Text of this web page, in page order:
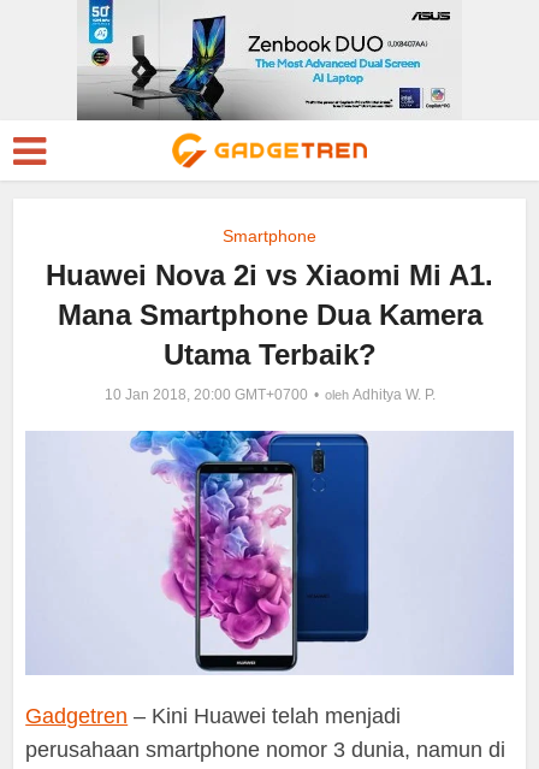
Smartphone
Huawei Nova 2i vs Xiaomi Mi A1.
Mana Smartphone Dua Kamera
Utama Terbaik?
10 Jan 2018, 20:00 GMT+0700 oleh Adhitya W. P.
Gadgetren – Kini Huawei telah menjadi
perusahaan smartphone nomor 3 dunia, namun di